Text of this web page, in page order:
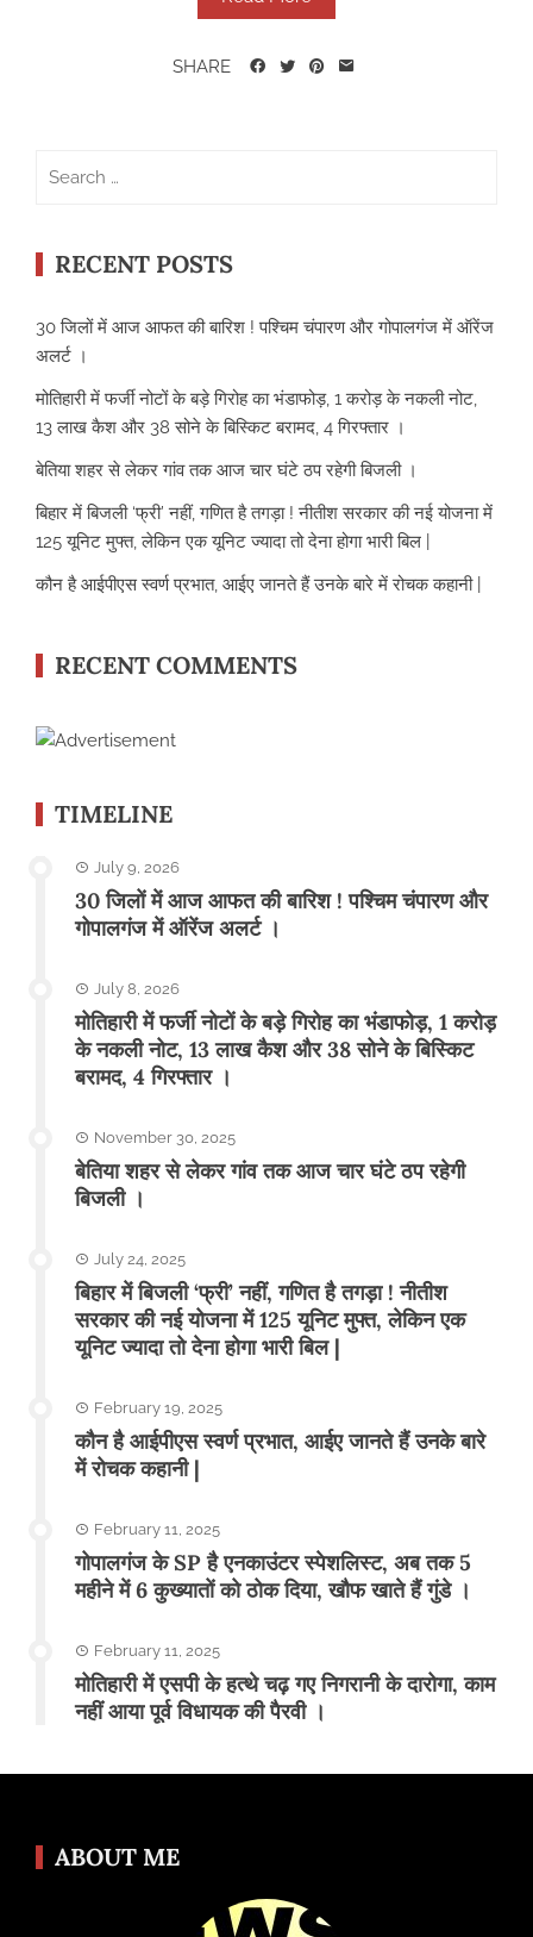
SHARE
RECENT POSTS
30 जिलों में आज आफत की बारिश ! पश्चिम चंपारण और गोपालगंज में ऑरेंज
अलर्ट ।
मोतिहारी में फर्जी नोटों के बड़े गिरोह का भंडाफोड़, 1 करोड़ के नकली नोट,
13 लाख कैश और 38 सोने के बिस्किट बरामद, 4 गिरफ्तार ।
बेतिया शहर से लेकर गांव तक आज चार घंटे ठप रहेगी बिजली ।
बिहार में बिजली ‘फ्री’ नहीं, गणित है तगड़ा ! नीतीश सरकार की नई योजना में
125 यूनिट मुफ्त, लेकिन एक यूनिट ज्यादा तो देना होगा भारी बिल |
कौन है आईपीएस स्वर्ण प्रभात, आईए जानते हैं उनके बारे में रोचक कहानी |
RECENT COMMENTS
TIMELINE
July 9, 2026
30 जिलों में आज आफत की बारिश ! पश्चिम चंपारण और
गोपालगंज में ऑरेंज अलर्ट ।
July 8, 2026
मोतिहारी में फर्जी नोटों के बड़े गिरोह का भंडाफोड़, 1 करोड़
के नकली नोट, 13 लाख कैश और 38 सोने के बिस्किट
बरामद, 4 गिरफ्तार ।
November 30, 2025
बेतिया शहर से लेकर गांव तक आज चार घंटे ठप रहेगी
बिजली ।
July 24, 2025
बिहार में बिजली ‘फ्री’ नहीं, गणित है तगड़ा ! नीतीश
सरकार की नई योजना में 125 यूनिट मुफ्त, लेकिन एक
यूनिट ज्यादा तो देना होगा भारी बिल |
February 19, 2025
कौन है आईपीएस स्वर्ण प्रभात, आईए जानते हैं उनके बारे
में रोचक कहानी |
February 11, 2025
गोपालगंज के SP है एनकाउंटर स्पेशलिस्ट, अब तक 5
महीने में 6 कुख्यातों को ठोक दिया, खौफ खाते हैं गुंडे ।
February 11, 2025
मोतिहारी में एसपी के हत्थे चढ़ गए निगरानी के दारोगा, काम
नहीं आया पूर्व विधायक की पैरवी ।
ABOUT ME